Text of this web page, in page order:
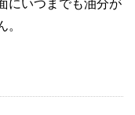
にいつまでも油分が
。